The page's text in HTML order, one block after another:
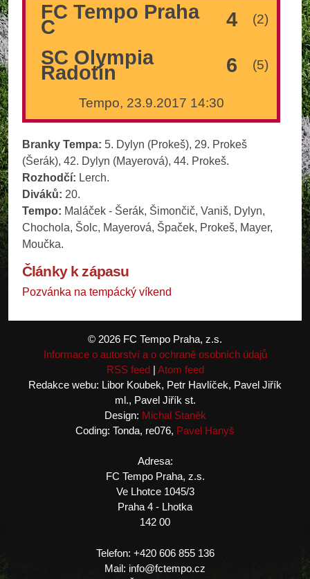
FC Tempo Praha
C 4 (2)
SC Olympia
Radotín 6 (5)
Tempo, 23.9.2017 14:30
Branky Tempa: 5. Dylyn (Prokeš), 29. Prokeš
(Šerák), 42. Dylyn (Mayerová), 44. Prokeš.
Rozhodčí: Lerch.
Diváků: 20.
Tempo: Maláček - Šerák, Šimončič, Vaniš, Dylyn,
Chochola, Šolc, Mayerová, Špaček, Prokeš, Mayer,
Moučka.
Články k zápasu
Pozvánka na tempácký víkend
© 2026 FC Tempo Praha, z.s.
Informace o autorství a o ochraně osobních údajů
RSS feed| Atom feed
Redakce webu: Libor Koubek, Petr Havlíček, Pavel Jiřík
ml., Pavel Jiřík st.
Design: Michal Staněk
Coding: Tonda, re076, Pavel Hanyš
Adresa:
FC Tempo Praha, z.s.
Ve Lhotce 1045/3
Praha 4 - Lhotka
142 00
Telefon: +420 606 855 136
Mail: info@fctempo.cz